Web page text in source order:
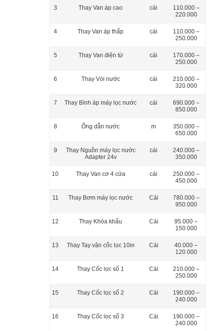
3 Thay Van áp cao cái
110.000 –
220.000
4 Thay Van áp thấp cái
110.000 –
250.000
5 Thay Van điện từ cái
170.000 –
250.000
6 Thay Vòi nước cái
210.000 –
320.000
7 Thay Bình áp máy lọc nước cái
690.000 –
850.000
8 Ống dẫn nước m
350.000 –
650.000
9
Thay Nguồn máy lọc nước
Adapter 24v
cái
240.000 –
350.000
10 Thay Van cơ 4 cửa cái
250.000 –
450.000
11 Thay Bơm máy lọc nước Cái
780.000 –
950.000
12 Thay Khóa khẩu Cái
95.000 –
150.000
13 Thay Tay vặn cốc lọc 10in Cái
40.000 –
120.000
14 Thay Cốc lọc số 1 Cái
210.000 –
250.000
15 Thay Cốc lọc số 2 Cái
190.000 –
240.000
16 Thay Cốc lọc số 3 Cái
190.000 –
240.000